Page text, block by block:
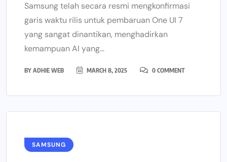
Samsung telah secara resmi mengkonfirmasi
garis waktu rilis untuk pembaruan One UI 7
yang sangat dinantikan, menghadirkan
kemampuan AI yang...
BY ADHIE WEB MARCH 8, 2025 0 COMMENT
SAMSUNG